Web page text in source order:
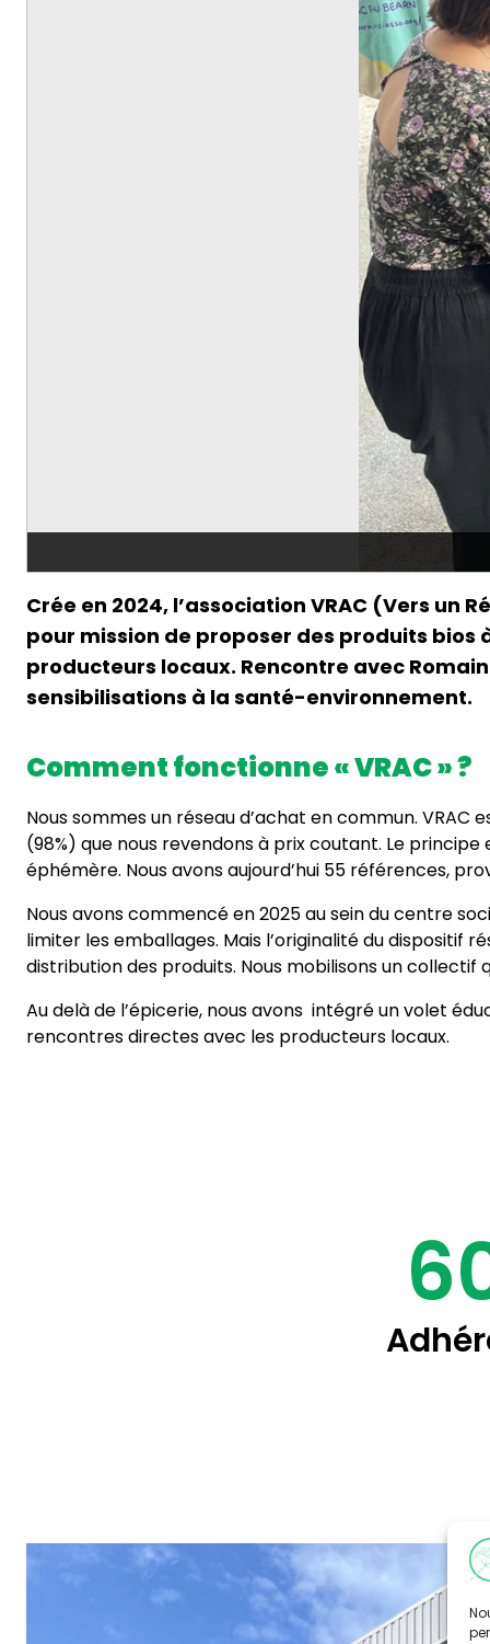
Crée en 2024, l’association VRAC (Vers un
pour mission de proposer des produits
producteurs locaux. Rencontre avec
sensibilisations à la santé-environnement.
Comment fonctionne « VRAC » ?
Nous sommes un réseau d’achat en commun.
(98%) que nous revendons à prix coutant. Le
éphémère. Nous avons aujourd’hui 55 références,
Nous avons commencé en 2025 au sein du centre
limiter les emballages. Mais l’originalité du dispositif
distribution des produits. Nous mobilisons un
Au delà de l’épicerie, nous avons intégré un volet
rencontres directes avec les producteurs locaux.